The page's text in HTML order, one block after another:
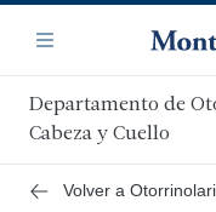
contenido
principal
Navegación
Menú
Departamento de
Cabeza y Cuello
Volver a